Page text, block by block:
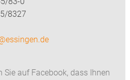
8327
Sie auf Facebook, dass Ihnen